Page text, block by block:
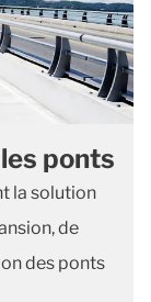
ponts
la solution
de
des ponts